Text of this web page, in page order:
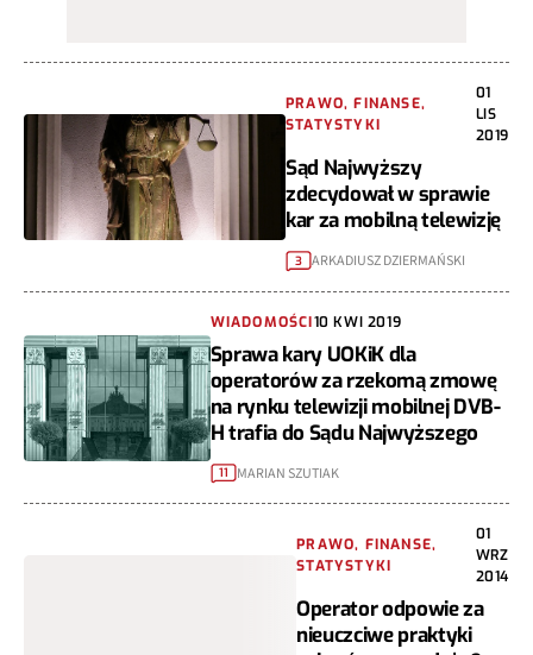
PRAWO, FINANSE,
STATYSTYKI
01
LIS
2019
Sąd Najwyższy
zdecydował w sprawie
kar za mobilną telewizję
3 ARKADIUSZ DZIERMAŃSKI
WIADOMOŚCI10 KWI 2019
Sprawa kary UOKiK dla
operatorów za rzekomą zmowę
na rynku telewizji mobilnej DVB-
H trafia do Sądu Najwyższego
11 MARIAN SZUTIAK
PRAWO, FINANSE,
STATYSTYKI
01
WRZ
2014
Operator odpowie za
nieuczciwe praktyki